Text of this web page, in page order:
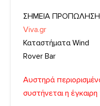
ΣΗΜΕΙΑ
Viva.gr
Καταστήματα Wind
Rover Bar
Αυστηρά
συστήνεται η